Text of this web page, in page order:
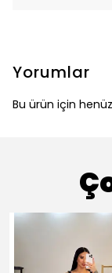
Yorumlar
Bu ürün için